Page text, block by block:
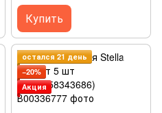
Купить
остался 21 день
−20%
Акция